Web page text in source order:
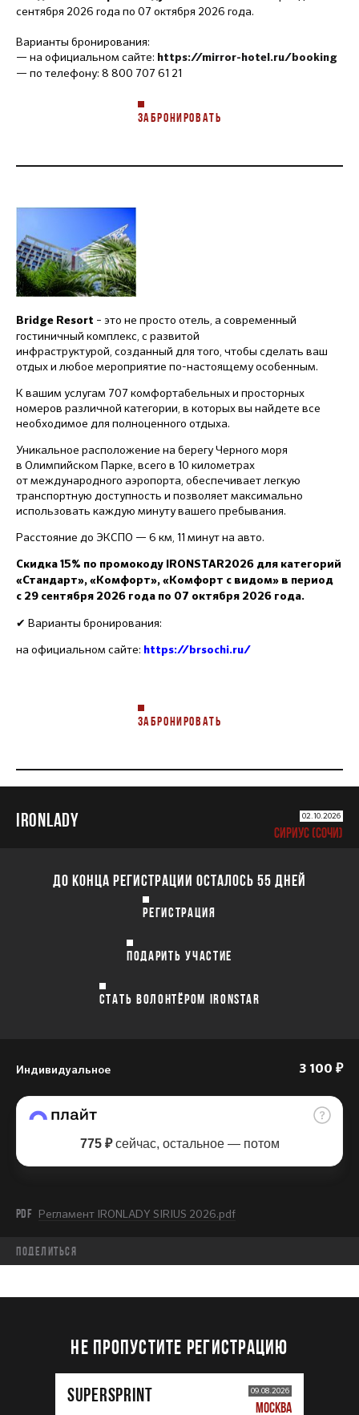
сентября 2026 года по 07 октября 2026 года.
Варианты бронирования:
— на официальном сайте: https://mirror-hotel.ru/booking
— по телефону: 8 800 707 61 21
ЗАБРОНИРОВАТЬ
Bridge Resort – это не просто отель, а современный
гостиничный комплекс, с развитой
инфраструктурой, созданный для того, чтобы сделать ваш
отдых и любое мероприятие по-настоящему особенным.
К вашим услугам 707 комфортабельных и просторных
номеров различной категории, в которых вы найдете все
необходимое для полноценного отдыха.
Уникальное расположение на берегу Черного моря
в Олимпийском Парке, всего в 10 километрах
от международного аэропорта, обеспечивает легкую
транспортную доступность и позволяет максимально
использовать каждую минуту вашего пребывания.
Расстояние до ЭКСПО — 6 км, 11 минут на авто.
Скидка 15% по промокоду IRONSTAR2026 для категорий
«Стандарт», «Комфорт», «Комфорт с видом» в период
с 29 сентября 2026 года по 07 октября 2026 года.
✔ Варианты бронирования:
на официальном сайте: https://brsochi.ru/
ЗАБРОНИРОВАТЬ
IRONLADY 02.10.2026
СИРИУС (СОЧИ)
ДО КОНЦА РЕГИСТРАЦИИ ОСТАЛОСЬ 55 ДНЕЙ
РЕГИСТРАЦИЯ
ПОДАРИТЬ УЧАСТИЕ
СТАТЬ ВОЛОНТЁРОМ IRONSTAR
Индивидуальное 3 100 ₽
775 ₽сейчас, остальное — потом
PDF Регламент IRONLADY SIRIUS 2026.pdf
Поделиться
НЕ ПРОПУСТИТЕ РЕГИСТРАЦИЮ
SUPERSPRINT 09.08.2026
МОСКВА